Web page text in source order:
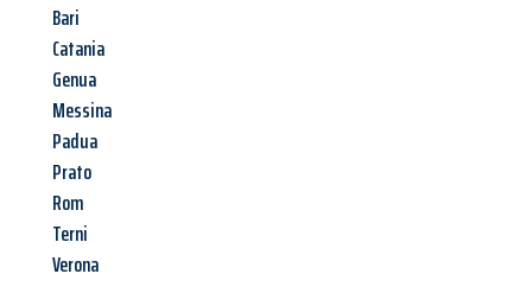
Bari
Catania
Genua
Messina
Padua
Prato
Rom
Terni
Verona